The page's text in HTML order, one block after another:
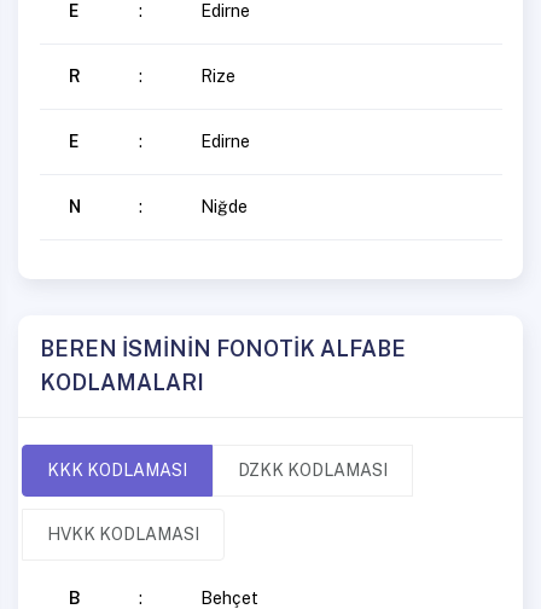
E : Edirne
R : Rize
E : Edirne
N : Niğde
BEREN İSMİNİN FONOTİK ALFABE
KODLAMALARI
KKK KODLAMASI DZKK KODLAMASI
HVKK KODLAMASI
B : Behçet